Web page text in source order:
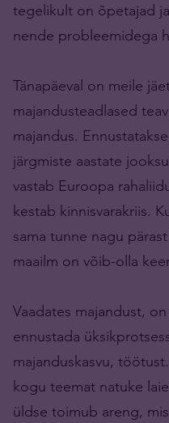
tegelikult on õpetajad
nende probleemidega
Tänapäeval on meile
majandusteadlased
majandus.
järgmiste aastate
vastab Euroopa
kestab kinnisvarakriis.
sama tunne nagu
maailm on võib-olla
Vaadates majandust,
ennustada
majanduskasvu,
kogu teemat natuke
üldse toimub areng,